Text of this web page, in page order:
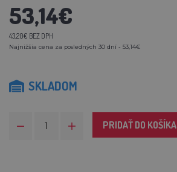
53,14€
43,20€ BEZ DPH
Najnižšia cena za posledných 30 dní - 53,14€
SKLADOM
PRIDAŤ DO KOŠÍKA